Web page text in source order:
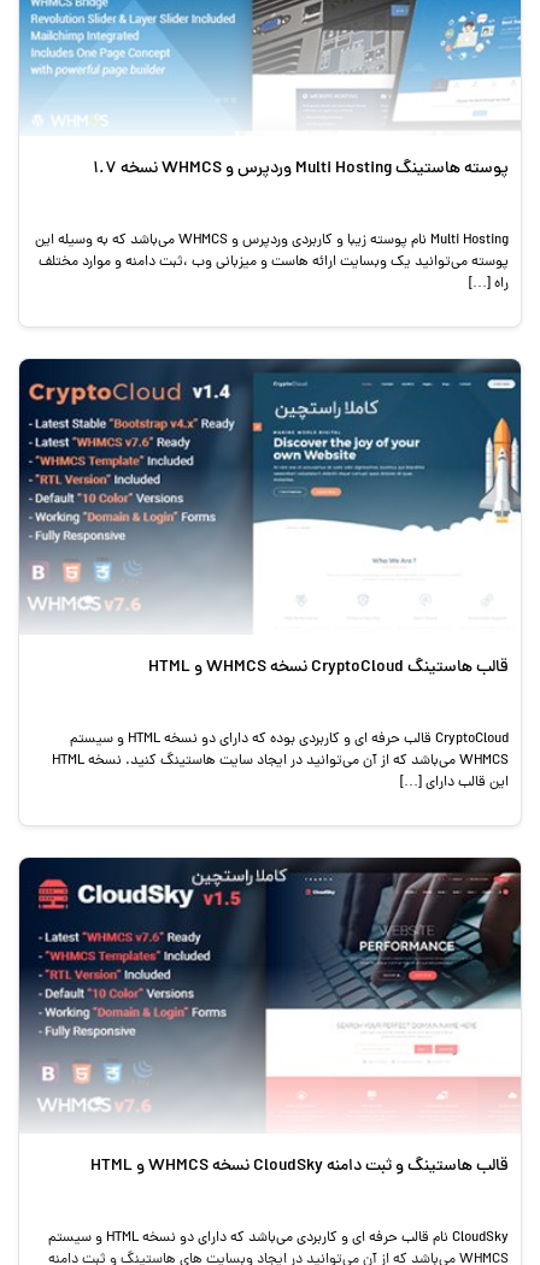
پوسته هاستینگ Multi Hosting وردپرس و WHMCS نسخه 1.7
Multi Hosting نام پوسته زیبا و کاربردی وردپرس و WHMCS می‌باشد که به وسیله این
پوسته می‌توانید یک وبسایت ارائه هاست و میزبانی وب ،ثبت دامنه و موارد مختلف
راه […]
قالب هاستینگ CryptoCloud نسخه WHMCS و HTML
CryptoCloud قالب حرفه ای و کاربردی بوده که دارای دو نسخه HTML و سیستم
WHMCS می‌باشد که از آن می‌توانید در ایجاد سایت هاستینگ کنید. نسخه HTML
این قالب دارای […]
قالب هاستینگ و ثبت دامنه CloudSky نسخه WHMCS و HTML
CloudSky نام قالب حرفه ای و کاربردی می‌باشد که دارای دو نسخه HTML و سیستم
WHMCS می‌باشد که از آن می‌توانید در ایجاد وبسایت های هاستینگ و ثبت دامنه